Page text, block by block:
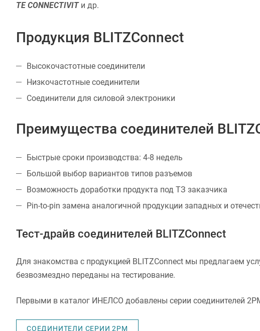
TE CONNECTIVITи др.
Продукция BLITZConnect
Высокочастотные cоединители
Низкочастотные соединители
Соединители для силовой электроники
Преимущества соединителей
Быстрые сроки производства: 4-8 недель
Большой выбор вариантов типов разъемов
Возможность доработки продукта под ТЗ заказчика
Pin-to-pin замена аналогичной продукции западных и
Тест-драйв соединителей BLITZConnect
Для знакомства с продукцией BLITZConnect мы предлагаем
безвозмездно переданы на тестирование.
Первыми в каталог ИНЕЛСО добавлены серии соединителей
СОЕДИНИТЕЛИ СЕРИИ 2PM